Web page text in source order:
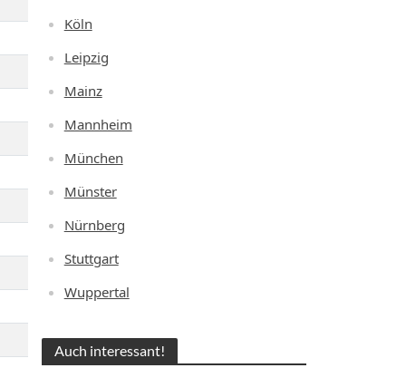
Köln
Leipzig
Mainz
Mannheim
München
Münster
Nürnberg
Stuttgart
Wuppertal
Auch interessant!